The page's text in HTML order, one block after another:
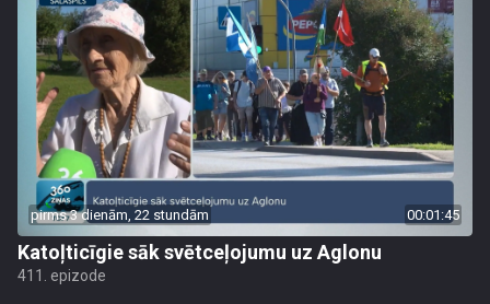
pirms 3 dienām, 22 stundām 00:01:45
Katoļticīgie sāk svētceļojumu uz Aglonu
411. epizode